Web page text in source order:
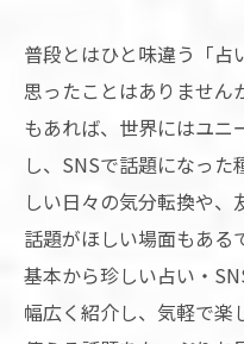
普段とはひと味違う「占
思ったことはありません
もあれば、世界にはユニ
し、SNSで話題になった
しい日々の気分転換や、
話題がほしい場面もある
基本から珍しい占い・
幅広く紹介し、気軽で楽